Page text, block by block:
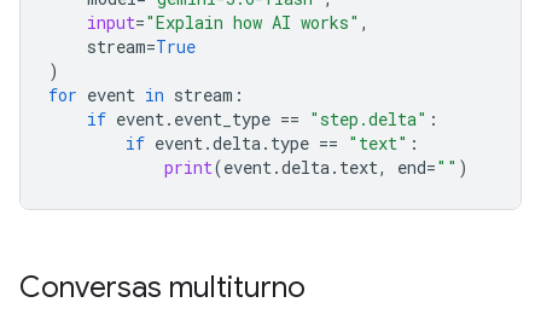
input="Explain how AI works" ,
stream=True
)
for event in stream :
if event. event_type == "step.delta" :
if event.delta. type == "text" :
print(event.delta. text, end="" )
Conversas multiturno